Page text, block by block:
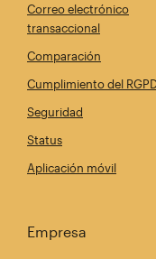
Correo electrónico
transaccional
Comparación
Cumplimiento del
Seguridad
Status
Aplicación móvil
Empresa